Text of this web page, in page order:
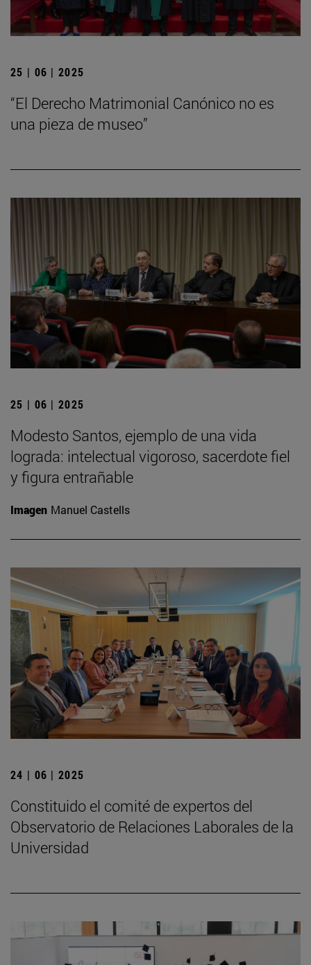
25 | 06 | 2025
“El Derecho Matrimonial Canónico no es
una pieza de museo”
25 | 06 | 2025
Modesto Santos, ejemplo de una vida
lograda: intelectual vigoroso, sacerdote fiel
y figura entrañable
Imagen Manuel Castells
24 | 06 | 2025
Constituido el comité de expertos del
Observatorio de Relaciones Laborales de la
Universidad